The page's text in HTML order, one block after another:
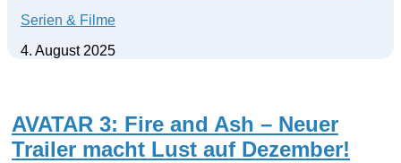
Serien & Filme
4. August 2025
AVATAR 3: Fire and Ash – Neuer
Trailer macht Lust auf Dezember!